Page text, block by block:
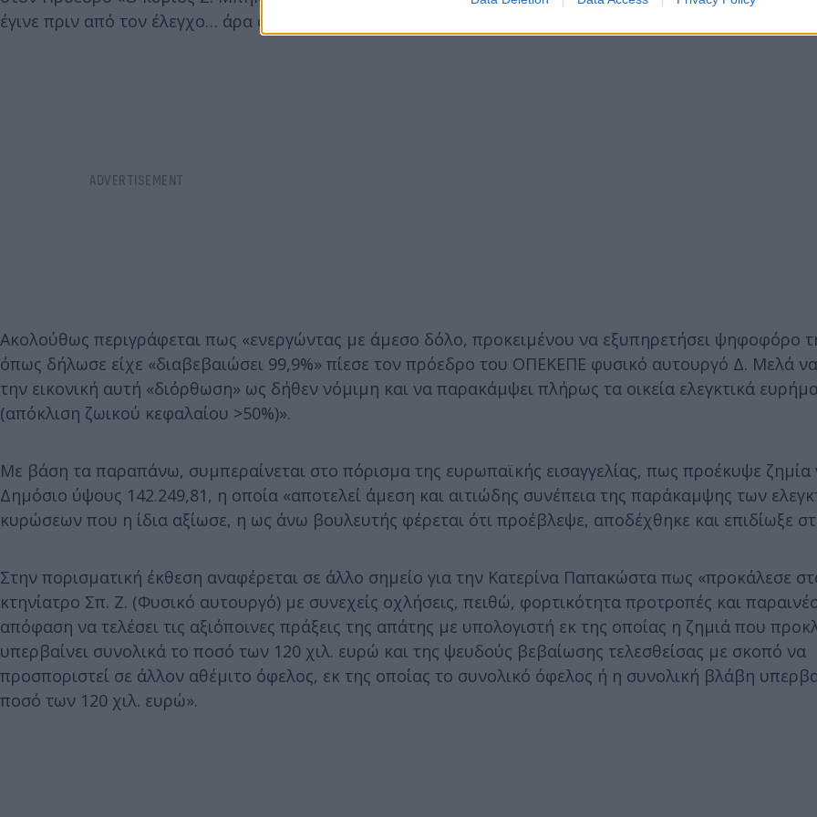
έγινε πριν από τον έλεγχο… άρα αν έγινε όντως, αυτό, σημαίνει ότι δεν υπήρχε λόγος να γίνει
Ακολούθως περιγράφεται πως «ενεργώντας με άμεσο δόλο, προκειμένου να εξυπηρετήσει ψηφοφόρο
όπως δήλωσε είχε «διαβεβαιώσει 99,9%» πίεσε τον πρόεδρο του ΟΠΕΚΕΠΕ φυσικό αυτουργό Δ. Μελά
την εικονική αυτή «διόρθωση» ως δήθεν νόμιμη και να παρακάμψει πλήρως τα οικεία ελεγκτικά
(απόκλιση ζωικού κεφαλαίου >50%)».
Με βάση τα παραπάνω, συμπεραίνεται στο πόρισμα της ευρωπαϊκής εισαγγελίας, πως προέκυψε ζημία
Δημόσιο ύψους 142.249,81, η οποία «αποτελεί άμεση και αιτιώδης συνέπεια της παράκαμψης των
κυρώσεων που η ίδια αξίωσε, η ως άνω βουλευτής φέρεται ότι προέβλεψε, αποδέχθηκε και επιδίωξε
Στην πορισματική έκθεση αναφέρεται σε άλλο σημείο για την Κατερίνα Παπακώστα πως «προκάλεσε
κτηνίατρο Σπ. Ζ. (Φυσικό αυτουργό) με συνεχείς οχλήσεις, πειθώ, φορτικότητα προτροπές και
απόφαση να τελέσει τις αξιόποινες πράξεις της απάτης με υπολογιστή εκ της οποίας η ζημιά που
υπερβαίνει συνολικά το ποσό των 120 χιλ. ευρώ και της ψευδούς βεβαίωσης τελεσθείσας με σκοπό να
προσποριστεί σε άλλον αθέμιτο όφελος, εκ της οποίας το συνολικό όφελος ή η συνολική βλάβη
ποσό των 120 χιλ. ευρώ».